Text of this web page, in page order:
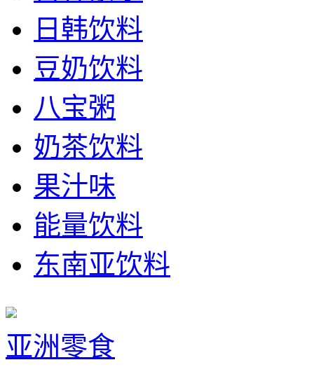
日韩饮料
豆奶饮料
八宝粥
奶茶饮料
果汁味
能量饮料
东南亚饮料
亚洲零食